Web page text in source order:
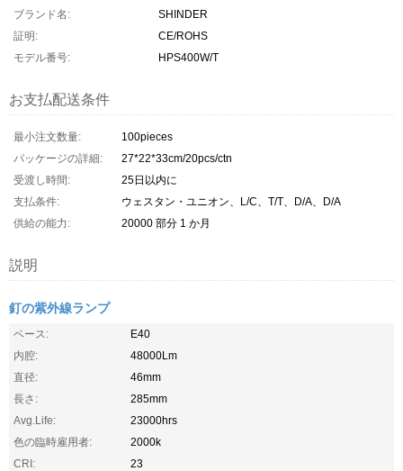
ブランド名:
SHINDER
証明:
CE/ROHS
モデル番号:
HPS400W/T
お支払配送条件
最小注文数量:
100pieces
パッケージの詳細:
27*22*33cm/20pcs/ctn
受渡し時間:
25日以内に
支払条件:
ウェスタン・ユニオン、L/C、T/T、D/A、D/A
供給の能力:
20000 部分 1 か月
説明
釘の紫外線ランプ
ベース:
E40
内腔:
48000Lm
直径:
46mm
長さ:
285mm
Avg.Life:
23000hrs
色の臨時雇用者:
2000k
CRI:
23